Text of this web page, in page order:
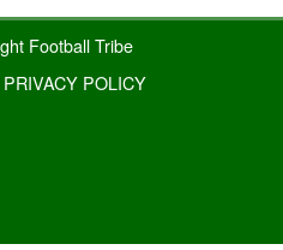
Football Tribe
PRIVACY POLICY